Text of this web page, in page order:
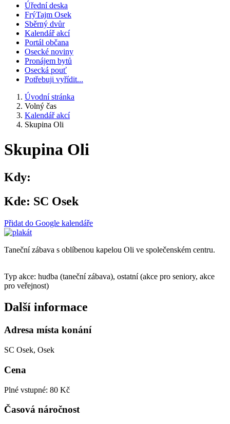
Úřední deska
FrýTajm Osek
Sběrný dvůr
Kalendář akcí
Portál občana
Osecké noviny
Pronájem bytů
Osecká pouť
Potřebuji vyřídit...
Úvodní stránka
Volný čas
Kalendář akcí
Skupina Oli
Skupina Oli
Kdy:
Kde: SC Osek
Přidat do Google kalendáře
Taneční zábava s oblíbenou kapelou Oli ve společenském centru.
Typ akce: hudba (taneční zábava), ostatní (akce pro seniory, akce
pro veřejnost)
Další informace
Adresa místa konání
SC Osek, Osek
Cena
Plné vstupné: 80 Kč
Časová náročnost